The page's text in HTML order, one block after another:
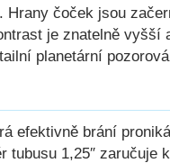
čoček jsou
je znatelně
planetární
efektivně brání
1,25″